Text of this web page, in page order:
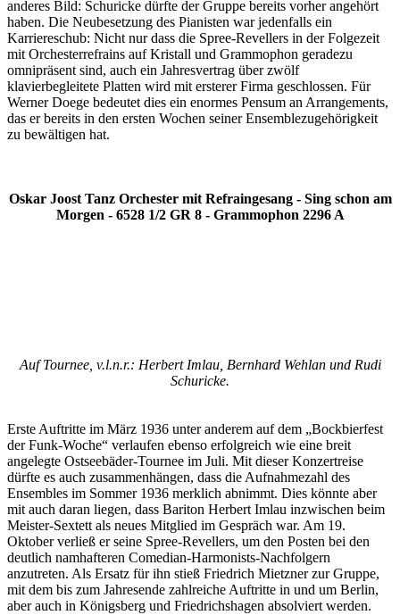
anderes Bild: Schuricke dürfte der Gruppe bereits vorher angehört
haben. Die Neubesetzung des Pianisten war jedenfalls ein
Karriereschub: Nicht nur dass die Spree-Revellers in der Folgezeit
mit Orchesterrefrains auf Kristall und Grammophon geradezu
omnipräsent sind, auch ein Jahresvertrag über zwölf
klavierbegleitete Platten wird mit ersterer Firma geschlossen. Für
Werner Doege bedeutet dies ein enormes Pensum an Arrangements,
das er bereits in den ersten Wochen seiner Ensemblezugehörigkeit
zu bewältigen hat.
Oskar Joost Tanz Orchester mit Refraingesang - Sing schon am
Morgen - 6528 1/2 GR 8 - Grammophon 2296 A
Auf Tournee, v.l.n.r.: Herbert Imlau, Bernhard Wehlan und Rudi
Schuricke.
Erste Auftritte im März 1936 unter anderem auf dem „Bockbierfest
der Funk-Woche“ verlaufen ebenso erfolgreich wie eine breit
angelegte Ostseebäder-Tournee im Juli. Mit dieser Konzertreise
dürfte es auch zusammenhängen, dass die Aufnahmezahl des
Ensembles im Sommer 1936 merklich abnimmt. Dies könnte aber
mit auch daran liegen, dass Bariton Herbert Imlau inzwischen beim
Meister-Sextett als neues Mitglied im Gespräch war. Am 19.
Oktober verließ er seine Spree-Revellers, um den Posten bei den
deutlich namhafteren Comedian-Harmonists-Nachfolgern
anzutreten. Als Ersatz für ihn stieß Friedrich Mietzner zur Gruppe,
mit dem bis zum Jahresende zahlreiche Auftritte in und um Berlin,
aber auch in Königsberg und Friedrichshagen absolviert werden.